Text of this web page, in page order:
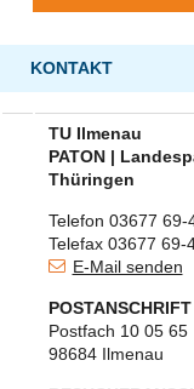
KONTAKT
TU Ilmenau
PATON |
Thüringen
Telefon 03677 69-
Telefax 03677 69-
E-Mail senden
POSTANSCHRIFT
Postfach 10 05 65
98684 Ilmenau